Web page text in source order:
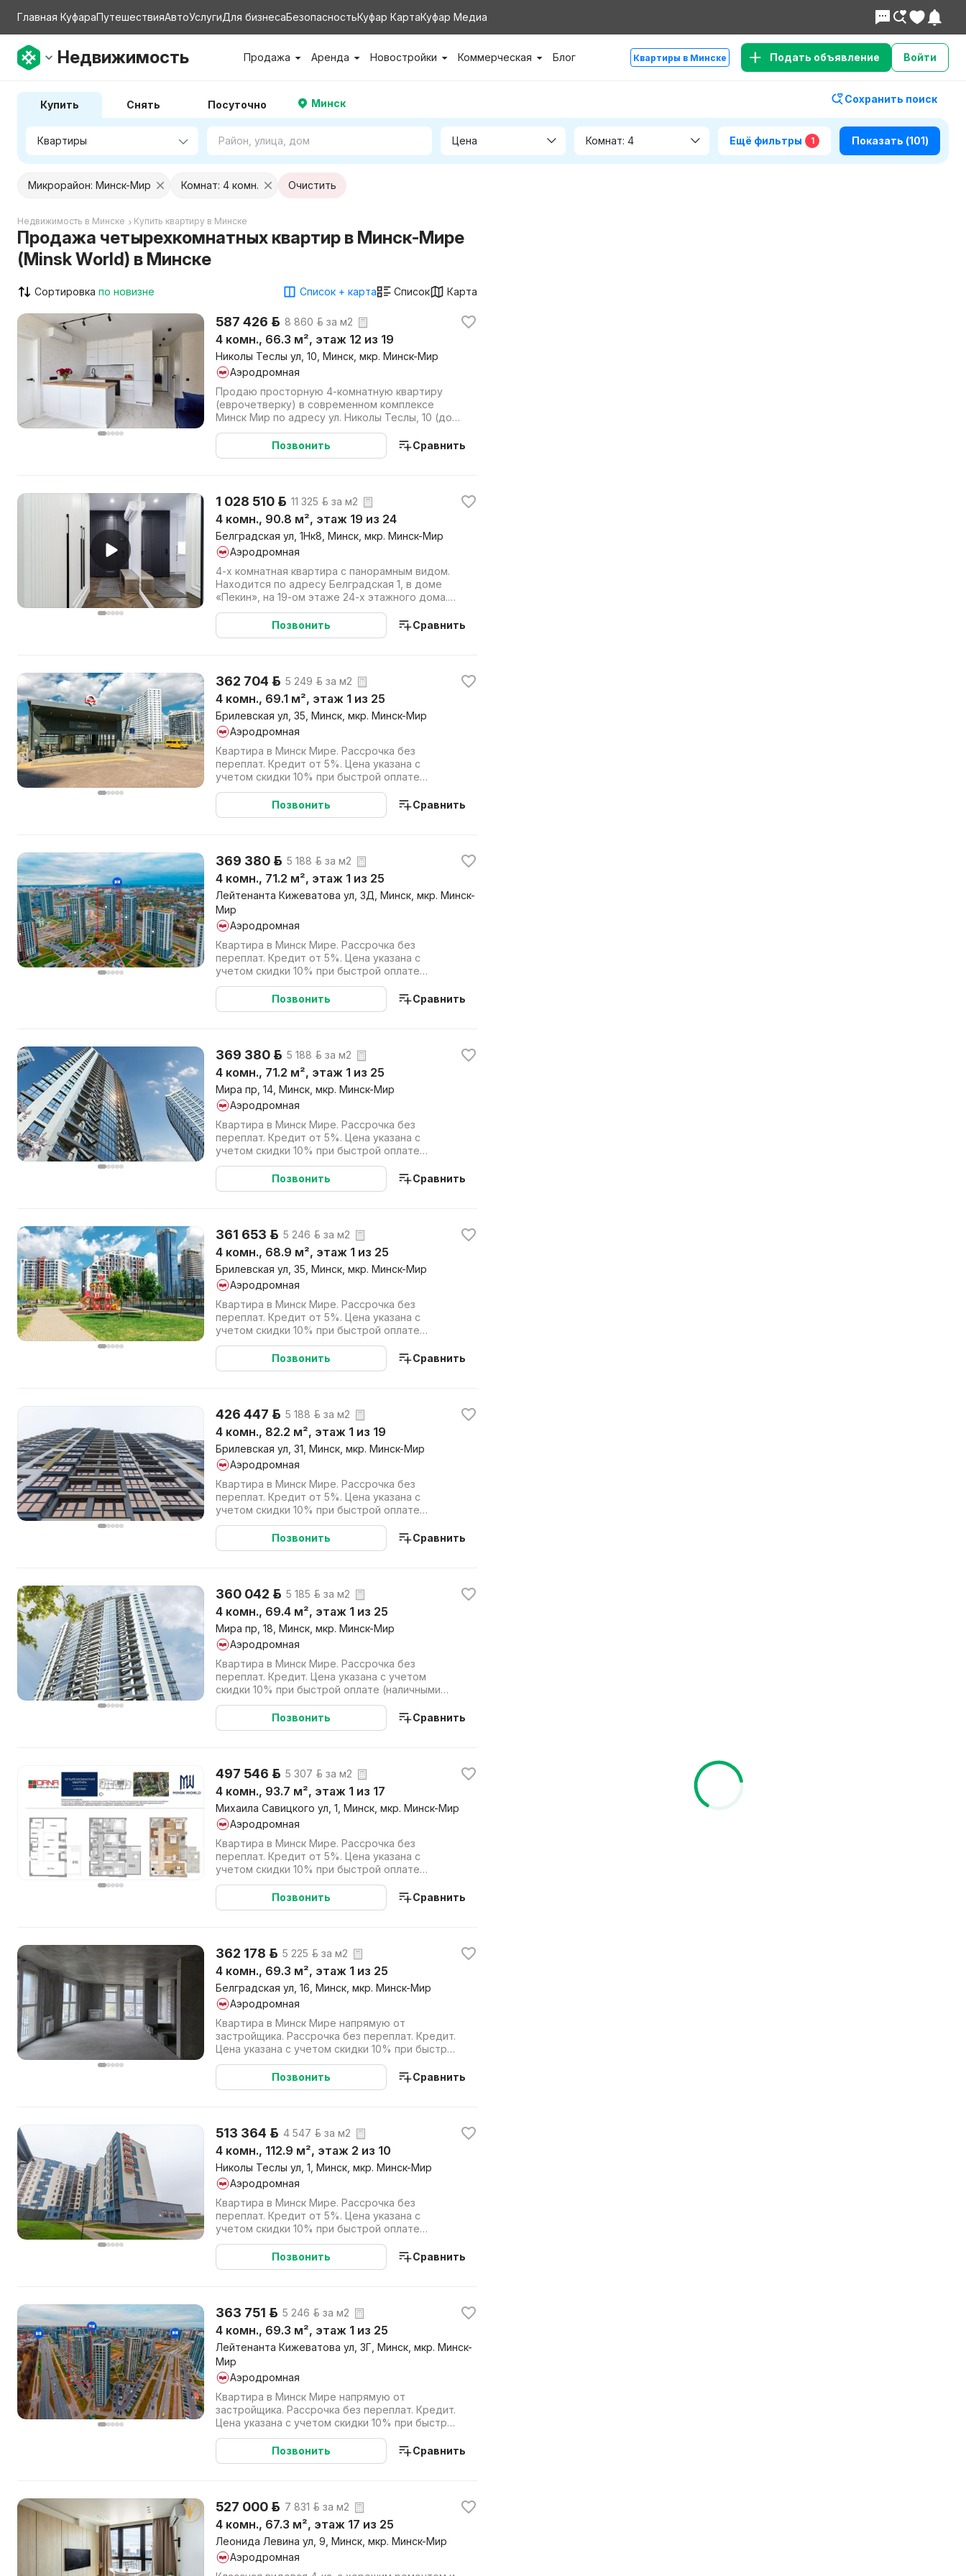
Главная КуфараПутешествияАвтоУслугиДля бизнесаБезопасностьКуфар КартаКуфар Медиа
Недвижимость Продажа Аренда Новостройки Коммерческая Блог Квартиры в Минске Подать объявление Войти
Купить Снять Посуточно Минск Сохранить поиск
Цена Комнат: 4 Ещё фильтры 1 Показать (101)
Микрорайон: Минск-Мир Комнат: 4 комн. Очистить
Недвижимость в Минске Купить квартиру в Минске
Продажа четырехкомнатных квартир в Минск-Мире
(Minsk World) в Минске
Сортировка по новизне Список + карта Список Карта
587 426 р. 8 860 р. за м2
4 комн., 66.3 м², этаж 12 из 19
Николы Теслы ул, 10, Минск, мкр. Минск-Мир
Аэродромная
Продаю просторную 4-комнатную квартиру
(еврочетверку) в современном комплексе
Минск Мир по адресу ул. Николы Теслы, 10 (дом
«Тбилиси», квартал «Еврази...
Позвонить
Сравнить
1 028 510 р. 11 325 р. за м2
4 комн., 90.8 м², этаж 19 из 24
Белградская ул, 1Нк8, Минск, мкр. Минск-Мир
Аэродромная
4-х комнатная квартира с панорамным видом.
Находится по адресу Белградская 1, в доме
«Пекин», на 19-ом этаже 24-х этажного дома.
Локация с идеальной т...
Позвонить
Сравнить
362 704 р. 5 249 р. за м2
4 комн., 69.1 м², этаж 1 из 25
Брилевская ул, 35, Минск, мкр. Минск-Мир
Аэродромная
Квартира в Минск Мире. Рассрочка без
переплат. Кредит от 5%. Цена указана с
учетом скидки 10% при быстрой оплате
(наличными или в кредит). Работаем на...
Позвонить
Сравнить
369 380 р. 5 188 р. за м2
4 комн., 71.2 м², этаж 1 из 25
Лейтенанта Кижеватова ул, 3Д, Минск, мкр. Минск-
Мир
Аэродромная
Квартира в Минск Мире. Рассрочка без
переплат. Кредит от 5%. Цена указана с
учетом скидки 10% при быстрой оплате
(наличными или в кредит). Работаем на...
Позвонить
Сравнить
369 380 р. 5 188 р. за м2
4 комн., 71.2 м², этаж 1 из 25
Мира пр, 14, Минск, мкр. Минск-Мир
Аэродромная
Квартира в Минск Мире. Рассрочка без
переплат. Кредит от 5%. Цена указана с
учетом скидки 10% при быстрой оплате
(наличными или в кредит). Работаем на...
Позвонить
Сравнить
361 653 р. 5 246 р. за м2
4 комн., 68.9 м², этаж 1 из 25
Брилевская ул, 35, Минск, мкр. Минск-Мир
Аэродромная
Квартира в Минск Мире. Рассрочка без
переплат. Кредит от 5%. Цена указана с
учетом скидки 10% при быстрой оплате
(наличными или в кредит). Работаем на...
Позвонить
Сравнить
426 447 р. 5 188 р. за м2
4 комн., 82.2 м², этаж 1 из 19
Брилевская ул, 31, Минск, мкр. Минск-Мир
Аэродромная
Квартира в Минск Мире. Рассрочка без
переплат. Кредит от 5%. Цена указана с
учетом скидки 10% при быстрой оплате
(наличными или в кредит). Работаем на...
Позвонить
Сравнить
360 042 р. 5 185 р. за м2
4 комн., 69.4 м², этаж 1 из 25
Мира пр, 18, Минск, мкр. Минск-Мир
Аэродромная
Квартира в Минск Мире. Рассрочка без
переплат. Кредит. Цена указана с учетом
скидки 10% при быстрой оплате (наличными
или в кредит). Работаем напрямую...
Позвонить
Сравнить
497 546 р. 5 307 р. за м2
4 комн., 93.7 м², этаж 1 из 17
Михаила Савицкого ул, 1, Минск, мкр. Минск-Мир
Аэродромная
Квартира в Минск Мире. Рассрочка без
переплат. Кредит от 5%. Цена указана с
учетом скидки 10% при быстрой оплате
(наличными или в кредит). Работаем на...
Позвонить
Сравнить
362 178 р. 5 225 р. за м2
4 комн., 69.3 м², этаж 1 из 25
Белградская ул, 16, Минск, мкр. Минск-Мир
Аэродромная
Квартира в Минск Мире напрямую от
застройщика. Рассрочка без переплат. Кредит.
Цена указана с учетом скидки 10% при быстрой
оплате (наличными или в кр...
Позвонить
Сравнить
513 364 р. 4 547 р. за м2
4 комн., 112.9 м², этаж 2 из 10
Николы Теслы ул, 1, Минск, мкр. Минск-Мир
Аэродромная
Квартира в Минск Мире. Рассрочка без
переплат. Кредит от 5%. Цена указана с
учетом скидки 10% при быстрой оплате
(наличными или в кредит). Работаем на...
Позвонить
Сравнить
363 751 р. 5 246 р. за м2
4 комн., 69.3 м², этаж 1 из 25
Лейтенанта Кижеватова ул, 3Г, Минск, мкр. Минск-
Мир
Аэродромная
Квартира в Минск Мире напрямую от
застройщика. Рассрочка без переплат. Кредит.
Цена указана с учетом скидки 10% при быстрой
оплате (наличными или в кр...
Позвонить
Сравнить
527 000 р. 7 831 р. за м2
4 комн., 67.3 м², этаж 17 из 25
Леонида Левина ул, 9, Минск, мкр. Минск-Мир
Аэродромная